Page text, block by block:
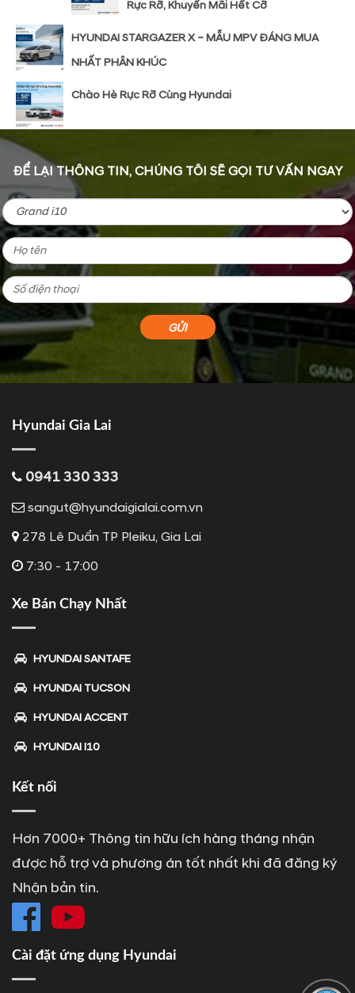
Rực Rỡ, Khuyến Mãi Hết Cỡ
HYUNDAI STARGAZER X – MẪU MPV ĐÁNG MUA
NHẤT PHÂN KHÚC
Chào Hè Rực Rỡ Cùng Hyundai
ĐỂ LẠI THÔNG TIN, CHÚNG TÔI SẼ GỌI TƯ VẤN NGAY
Hyundai Gia Lai
0941 330 333
sangut@hyundaigialai.com.vn
278 Lê Duẩn TP Pleiku, Gia Lai
7:30 - 17:00
Xe Bán Chạy Nhất
HYUNDAI SANTAFE
HYUNDAI TUCSON
HYUNDAI ACCENT
HYUNDAI I10
Kết nối
Hơn 7000+ Thông tin hữu ích hàng tháng nhận
được hỗ trợ và phương án tốt nhất khi đã đăng ký
Nhận bản tin.
Cài đặt ứng dụng Hyundai